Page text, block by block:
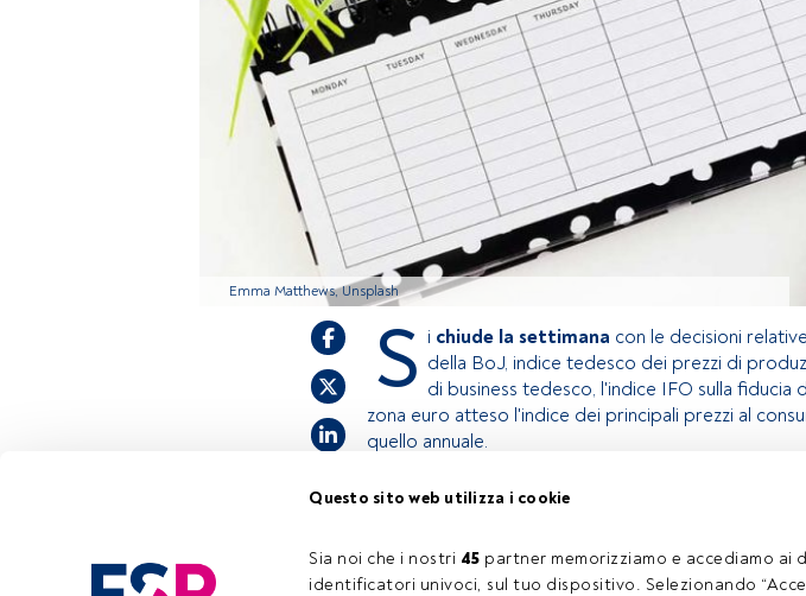
Questo sito web utilizza i cookie
Sia noi che i nostri 45 partner memorizziamo e accediamo
identificatori univoci, sul tuo dispositivo. Selezionando
Emma Matthews, Unsplash
S i chiude la settimana con le decisioni
della BoJ, indice tedesco dei prezzi di
di business tedesco, l'indice IFO sulla fiducia
zona euro atteso l'indice dei principali prezzi al
quello annuale.
accedi tramite il pulsante Login. Se non hai ancora
registrarti per scoprire tutti i contenuti che